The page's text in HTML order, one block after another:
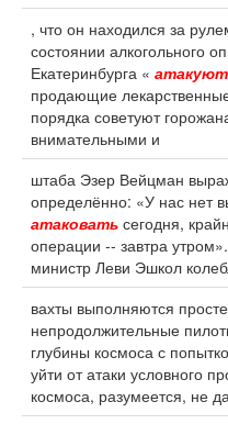
, что он находился за
состоянии алкогольного
Екатеринбурга « атакуют
продающие
порядка советуют
внимательными и
штаба Эзер Вейцман
определённо: «У нас нет
атаковать сегодня,
операции -- завтра
министр Леви Эшкол
вахты выполняются
непродолжительные
глубины космоса с
уйти от атаки условного
космоса, разумеется, не